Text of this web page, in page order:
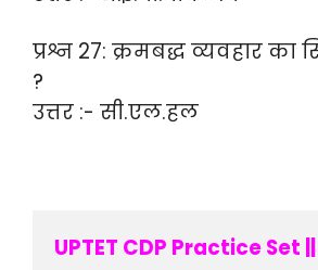
प्रश्न 27: क्रमबद्ध व्यवहार का
?
उत्तर :- सी.एल.हल
UPTET CDP Practice